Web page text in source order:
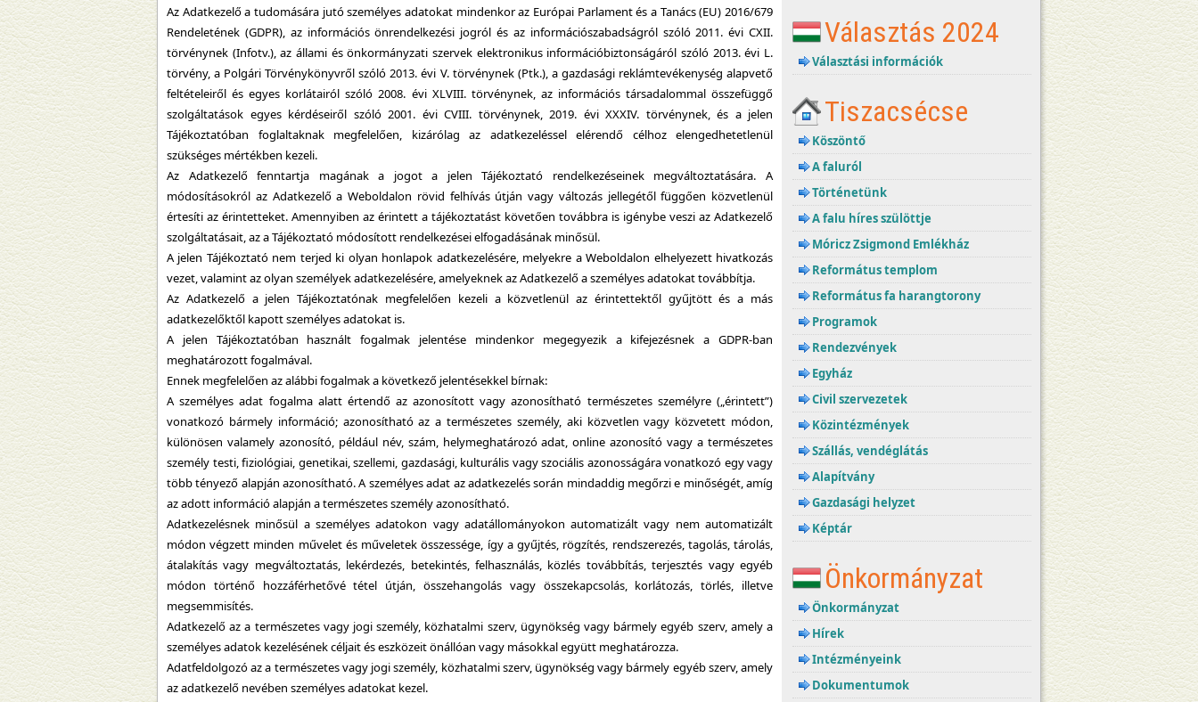
Az Adatkezelő a tudomására jutó személyes adatokat mindenkor az Európai Parlament és a Tanács (EU) 2016/679
Rendeletének (GDPR), az információs önrendelkezési jogról és az információszabadságról szóló 2011. évi CXII.
törvénynek (Infotv.), az állami és önkormányzati szervek elektronikus információbiztonságáról szóló 2013. évi L.
törvény, a Polgári Törvénykönyvről szóló 2013. évi V. törvénynek (Ptk.), a gazdasági reklámtevékenység alapvető
feltételeiről és egyes korlátairól szóló 2008. évi XLVIII. törvénynek, az információs társadalommal összefüggő
szolgáltatások egyes kérdéseiről szóló 2001. évi CVIII. törvénynek, 2019. évi XXXIV. törvénynek, és a jelen
Tájékoztatóban foglaltaknak megfelelően, kizárólag az adatkezeléssel elérendő célhoz elengedhetetlenül
szükséges mértékben kezeli.
Az Adatkezelő fenntartja magának a jogot a jelen Tájékoztató rendelkezéseinek megváltoztatására. A
módosításokról az Adatkezelő a Weboldalon rövid felhívás útján vagy változás jellegétől függően közvetlenül
értesíti az érintetteket. Amennyiben az érintett a tájékoztatást követően továbbra is igénybe veszi az Adatkezelő
szolgáltatásait, az a Tájékoztató módosított rendelkezései elfogadásának minősül.
A jelen Tájékoztató nem terjed ki olyan honlapok adatkezelésére, melyekre a Weboldalon elhelyezett hivatkozás
vezet, valamint az olyan személyek adatkezelésére, amelyeknek az Adatkezelő a személyes adatokat továbbítja.
Az Adatkezelő a jelen Tájékoztatónak megfelelően kezeli a közvetlenül az érintettektől gyűjtött és a más
adatkezelőktől kapott személyes adatokat is.
A jelen Tájékoztatóban használt fogalmak jelentése mindenkor megegyezik a kifejezésnek a GDPR-ban
meghatározott fogalmával.
Ennek megfelelően az alábbi fogalmak a következő jelentésekkel bírnak:
A személyes adat fogalma alatt értendő az azonosított vagy azonosítható természetes személyre („érintett”)
vonatkozó bármely információ; azonosítható az a természetes személy, aki közvetlen vagy közvetett módon,
különösen valamely azonosító, például név, szám, helymeghatározó adat, online azonosító vagy a természetes
személy testi, fiziológiai, genetikai, szellemi, gazdasági, kulturális vagy szociális azonosságára vonatkozó egy vagy
több tényező alapján azonosítható. A személyes adat az adatkezelés során mindaddig megőrzi e minőségét, amíg
az adott információ alapján a természetes személy azonosítható.
Adatkezelésnek minősül a személyes adatokon vagy adatállományokon automatizált vagy nem automatizált
módon végzett minden művelet és műveletek összessége, így a gyűjtés, rögzítés, rendszerezés, tagolás, tárolás,
átalakítás vagy megváltoztatás, lekérdezés, betekintés, felhasználás, közlés továbbítás, terjesztés vagy egyéb
módon történő hozzáférhetővé tétel útján, összehangolás vagy összekapcsolás, korlátozás, törlés, illetve
megsemmisítés.
Adatkezelő az a természetes vagy jogi személy, közhatalmi szerv, ügynökség vagy bármely egyéb szerv, amely a
személyes adatok kezelésének céljait és eszközeit önállóan vagy másokkal együtt meghatározza.
Adatfeldolgozó az a természetes vagy jogi személy, közhatalmi szerv, ügynökség vagy bármely egyéb szerv, amely
az adatkezelő nevében személyes adatokat kezel.
Választás 2024
Választási információk
Tiszacsécse
Köszöntő
A faluról
Történetünk
A falu híres szülöttje
Móricz Zsigmond Emlékház
Református templom
Református fa harangtorony
Programok
Rendezvények
Egyház
Civil szervezetek
Közintézmények
Szállás, vendéglátás
Alapítvány
Gazdasági helyzet
Képtár
Önkormányzat
Önkormányzat
Hírek
Intézményeink
Dokumentumok